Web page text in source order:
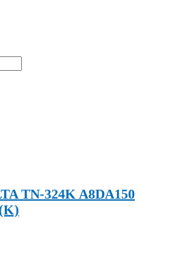
TN-324K A8DA150